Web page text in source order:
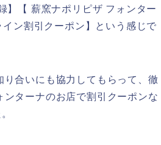
】【 薪窯ナポリピザ フォンター
ン割引クーポン】という感じで
合いにも協力してもらって、徹
ターナのお店で割引クーポンな